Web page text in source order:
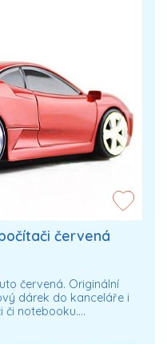
červená
červená. Originální
dárek do kanceláře i
či notebooku.…